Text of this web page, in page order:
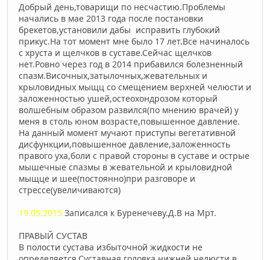
Добрый день,товарищи по несчастию.Проблемы
начались в мае 2013 года после постановки
брекетов,установили дабы исправить глубокий
прикус.На тот момент мне было 17 лет.Все начиналось
с хруста и щелчков в суставе.Сейчас щелчков
нет.Ровно через год в 2014 прибавился болезненный
спазм.Височных,затылочных,жевательных и
крыловидных мыщц со смещением верхней челюсти и
заложенностью ушей,остеохондрозом который
волшебным образом развился(по мнению врачей) у
меня в столь юном возрасте,повышенное давление.
На данный момент мучают приступы вегетативной
дисфункции,повышенное давление,заложенность
правого уха,боли с правой стороны в суставе и острые
мышечные спазмы в жевательной и крыловидной
мыщце и шее(постоянно)при разговоре и
стрессе(увеличиваются)
19.05.2015.Записался к Буренечеву.Д.В на Мрт.
ПРАВЫЙ СУСТАВ
В полости сустава избыточной жидкости не